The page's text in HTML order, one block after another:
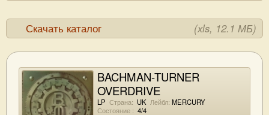
Скачать каталог (xls, 12.1 МБ)
BACHMAN-TURNER
OVERDRIVE
Bachman-Turner Overdrive
LP Страна: UK Лейбл: MERCURY
Состояние : 4/4